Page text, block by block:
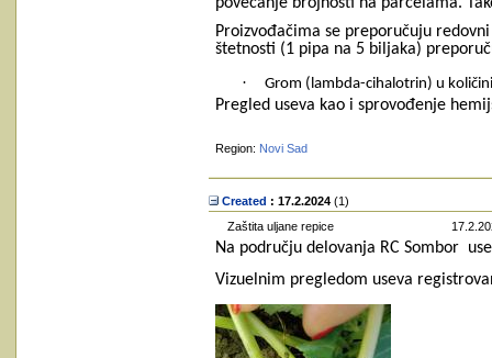
Proizvođačima se preporučuju
štetnosti (1 pipa na 5 biljaka)
·
Grom (lambda-cihalotrin) u
Pregled useva kao i sprovođenje
Region: Novi Sad
Created : 17.2.2024 ‎(1)
Zaštita uljane repice
Na području delovanja RC Sombor
Vizuelnim pregledom useva